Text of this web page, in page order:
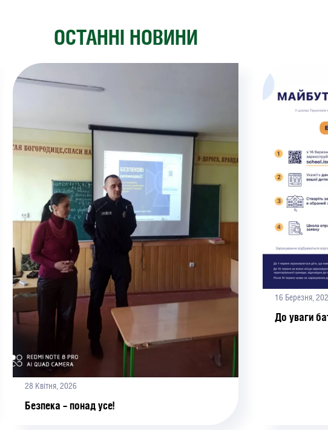
ОСТАННІ НОВИНИ
28 Квітня, 2026
Безпека – понад усе!
16 Березня,
До уваги